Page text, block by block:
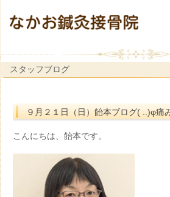
スタッフブログ
９月２１日（日）飴本ブログ( ..)φ痛
こんにちは、飴本です。